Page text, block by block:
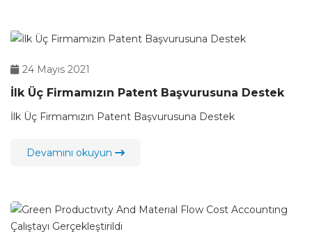
24 Mayıs 2021
İlk Üç Firmamızın Patent Başvurusuna Destek
İlk Üç Firmamızın Patent Başvurusuna Destek
Devamını okuyun